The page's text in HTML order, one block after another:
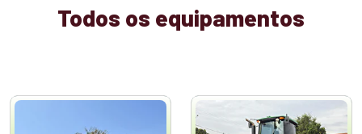
Todos os equipamentos